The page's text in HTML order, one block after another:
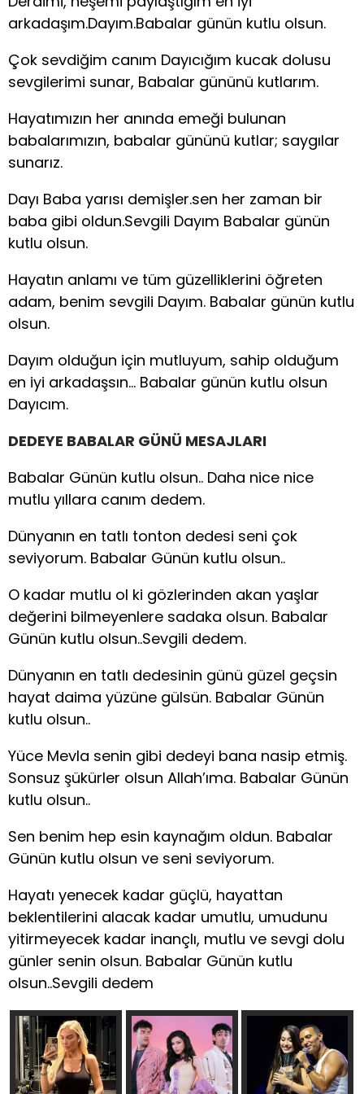
arkadaşım.Dayım.Babalar günün kutlu olsun.
Çok sevdiğim canım Dayıcığım kucak dolusu
sevgilerimi sunar, Babalar gününü kutlarım.
Hayatımızın her anında emeği bulunan
babalarımızın, babalar gününü kutlar; saygılar
sunarız.
Dayı Baba yarısı demişler.sen her zaman bir
baba gibi oldun.Sevgili Dayım Babalar günün
kutlu olsun.
Hayatın anlamı ve tüm güzelliklerini öğreten
adam, benim sevgili Dayım. Babalar günün kutlu
olsun.
Dayım olduğun için mutluyum, sahip olduğum
en iyi arkadaşsın… Babalar günün kutlu olsun
Dayıcım.
DEDEYE BABALAR GÜNÜ MESAJLARI
Babalar Günün kutlu olsun.. Daha nice nice
mutlu yıllara canım dedem.
Dünyanın en tatlı tonton dedesi seni çok
seviyorum. Babalar Günün kutlu olsun..
O kadar mutlu ol ki gözlerinden akan yaşlar
değerini bilmeyenlere sadaka olsun. Babalar
Günün kutlu olsun..Sevgili dedem.
Dünyanın en tatlı dedesinin günü güzel geçsin
hayat daima yüzüne gülsün. Babalar Günün
kutlu olsun..
Yüce Mevla senin gibi dedeyi bana nasip etmiş.
Sonsuz şükürler olsun Allah’ıma. Babalar Günün
kutlu olsun..
Sen benim hep esin kaynağım oldun. Babalar
Günün kutlu olsun ve seni seviyorum.
Hayatı yenecek kadar güçlü, hayattan
beklentilerini alacak kadar umutlu, umudunu
yitirmeyecek kadar inançlı, mutlu ve sevgi dolu
günler senin olsun. Babalar Günün kutlu
olsun..Sevgili dedem